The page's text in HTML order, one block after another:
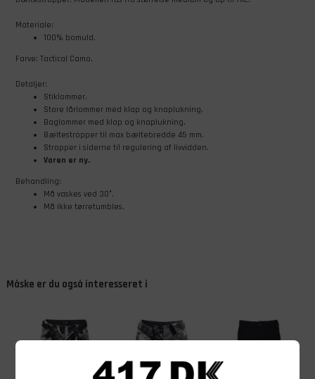
Materiale:
100% bomuld.
Farve: Tactical Camo.
Detaljer:
Stiklommer.
Store lårlommer med klap og knaplukning.
Baglommer med klap og knaplukning.
Bæltestropper til max bæltebredde 45 mm.
Stropper i siderne til regulering af livvidden.
Varen er ny.
Behandling:
Må vaskes ved 30°.
Må ikke tørretumbles.
Måske er du også interesseret i